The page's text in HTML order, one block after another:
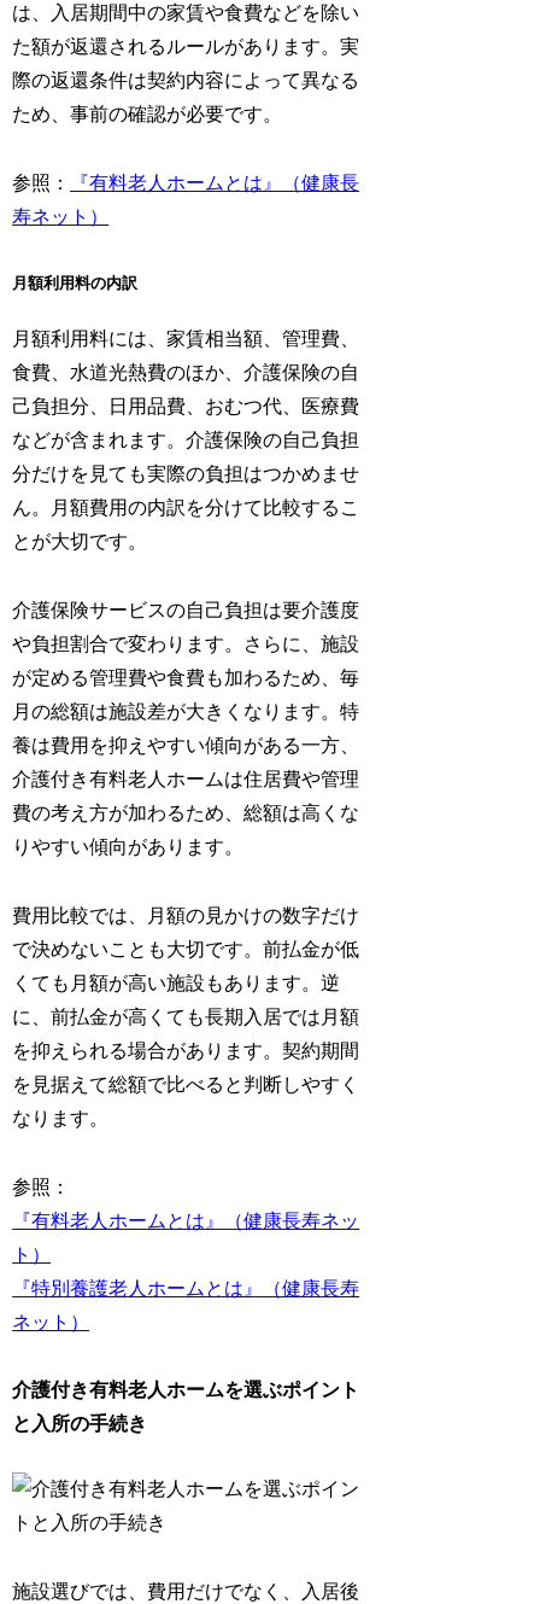
は、入居期間中の家賃や食費などを除い
た額が返還されるルールがあります。実
際の返還条件は契約内容によって異なる
ため、事前の確認が必要です。
参照：
『有料老人ホームとは』（健康長
寿ネット）
月額利用料の内訳
月額利用料には、家賃相当額、管理費、
食費、水道光熱費のほか、介護保険の自
己負担分、日用品費、おむつ代、医療費
などが含まれます。介護保険の自己負担
分だけを見ても実際の負担はつかめませ
ん。月額費用の内訳を分けて比較するこ
とが大切です。
介護保険サービスの自己負担は要介護度
や負担割合で変わります。さらに、施設
が定める管理費や食費も加わるため、毎
月の総額は施設差が大きくなります。特
養は費用を抑えやすい傾向がある一方、
介護付き有料老人ホームは住居費や管理
費の考え方が加わるため、総額は高くな
りやすい傾向があります。
費用比較では、月額の見かけの数字だけ
で決めないことも大切です。前払金が低
くても月額が高い施設もあります。逆
に、前払金が高くても長期入居では月額
を抑えられる場合があります。契約期間
を見据えて総額で比べると判断しやすく
なります。
参照：
『有料老人ホームとは』（健康長寿ネッ
ト）
『特別養護老人ホームとは』（健康長寿
ネット）
介護付き有料老人ホームを選ぶポイント
と入所の手続き
施設選びでは、費用だけでなく、入居後